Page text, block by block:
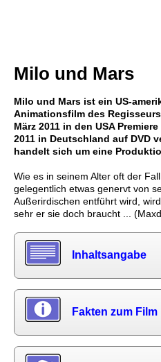
Milo und Mars
Milo und Mars ist ein US-
Animationsfilm des
März 2011 in den USA
2011 in Deutschland auf DVD
handelt sich um eine
Wie es in seinem Alter oft der
gelegentlich etwas genervt von
Außerirdischen entführt wird,
sehr er sie doch braucht ...
Inhaltsangabe
Fakten zum Film